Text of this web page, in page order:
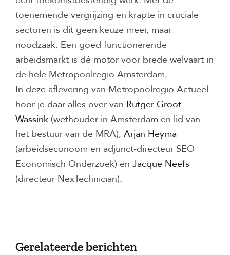
toenemende vergrijzing en krapte in cruciale
sectoren is dit geen keuze meer, maar
noodzaak. Een goed functionerende
arbeidsmarkt is dé motor voor brede welvaart in
de hele Metropoolregio Amsterdam.
In deze aflevering van Metropoolregio Actueel
hoor je daar alles over van Rutger Groot
Wassink (wethouder in Amsterdam en lid van
het bestuur van de MRA), Arjan Heyma
(arbeidseconoom en adjunct-directeur SEO
Economisch Onderzoek) en Jacque Neefs
(directeur NexTechnician).
Gerelateerde berichten